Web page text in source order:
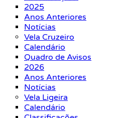
2025
Anos Anteriores
Notícias
Vela Cruzeiro
Calendário
Quadro de Avisos
2026
Anos Anteriores
Notícias
Vela Ligeira
Calendário